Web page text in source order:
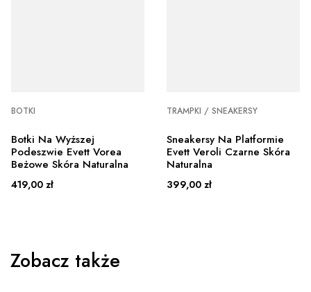
BOTKI
Botki Na Wyższej
Podeszwie Evett Vorea
Beżowe Skóra Naturalna
Cena
419,00 zł
TRAMPKI / SNEAKERSY
Sneakersy Na Platformie
Evett Veroli Czarne Skóra
Naturalna
Cena
399,00 zł
Zobacz także